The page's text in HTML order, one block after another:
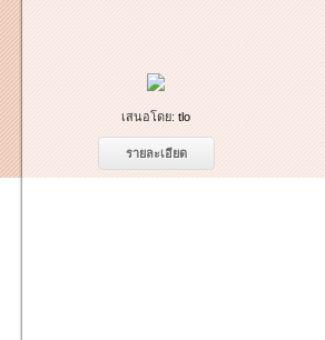
เสนอโดย: tlo
รายละเอียด